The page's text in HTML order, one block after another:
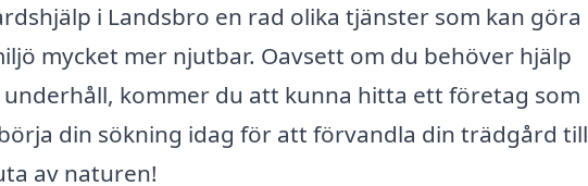
i Landsbro en rad olika tjänster som kan göra
mycket mer njutbar. Oavsett om du behöver hjälp
kommer du att kunna hitta ett företag som
din sökning idag för att förvandla din trädgård till
av naturen!